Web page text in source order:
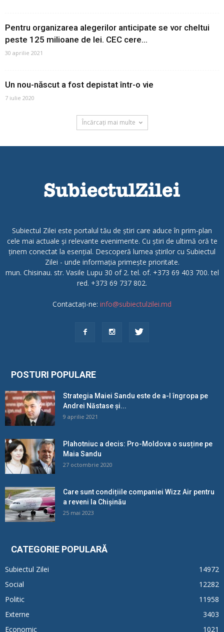
Pentru organizarea alegerilor anticipate se vor cheltui
peste 125 milioane de lei. CEC cere...
30 aprilie 2021
Un nou-născut a fost depistat într-o vie
7 iulie 2020
Încărcați mai multe
Subiectul Zilei este portalul tău de știri care aduce în prim-plan
cele mai actuale și relevante evenimente. Cu știri de ultimă oră te
ținem conectat la esențial. Descoperă lumea știrilor cu Subiectul
Zilei - unde informația primește prioritate.
mun. Chisinau. str. Vasile Lupu 30 of 2. tel. of. +373 69 403 700. tel
red. +373 69 737 802.
Contactați-ne: info@subiectulzilei.md
POSTURI POPULARE
Strategia Maiei Sandu este de a-l îngropa pe
Andrei Năstase și...
9 aprilie 2021
Plahotniuc a decis: Pro-Moldova o susține pe
Maia Sandu
27 octombrie 2020
Care sunt condițiile companiei Wizz Air pentru
a reveni la Chișinău
25 mai 2023
CATEGORIE POPULARĂ
Subiectul Zilei
14972
Social
12282
Politic
11958
Externe
3403
Economic
1021